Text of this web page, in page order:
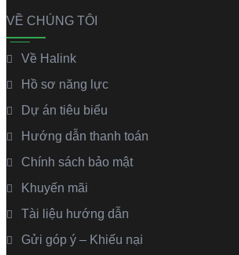
VỀ CHÚNG TÔI
Về Halink
Hồ sơ năng lực
Dự án tiêu biểu
Hướng dẫn thanh toán
Chính sách bảo mật
Khuyến mãi
Tài liệu hướng dẫn
Gửi góp ý – Khiếu nại